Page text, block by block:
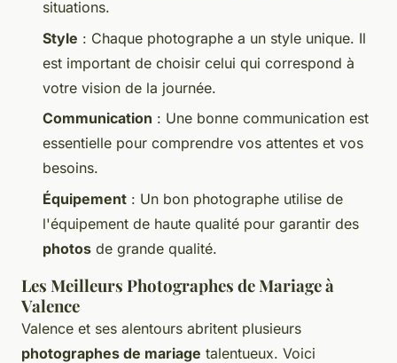
situations.
Style : Chaque photographe a un style unique. Il
est important de choisir celui qui correspond à
votre vision de la journée.
Communication : Une bonne communication est
essentielle pour comprendre vos attentes et vos
besoins.
Équipement : Un bon photographe utilise de
l'équipement de haute qualité pour garantir des
photos de grande qualité.
Les Meilleurs Photographes de Mariage à
Valence
Valence et ses alentours abritent plusieurs
photographes de mariage talentueux. Voici